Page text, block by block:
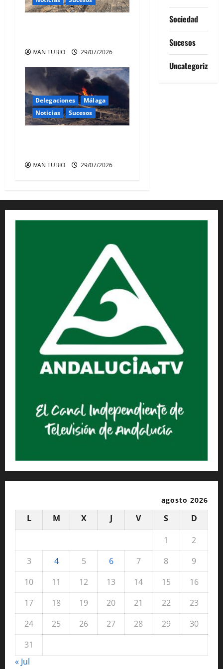
t
a
d
a
s
IVAN TUBIO 29/07/2026
Delegaciones
Málaga
Noticias
Sucesos
IVAN TUBIO 29/07/2026
Sociedad
Sucesos
Uncategorized
agosto 2026
L M X J V S
D
1
2
3
4 5 6 7 8
9
10
11 12 13 14 15
16
17
18 19 20 21 22
23
24
25 26 27 28 29
30
31
« Jul